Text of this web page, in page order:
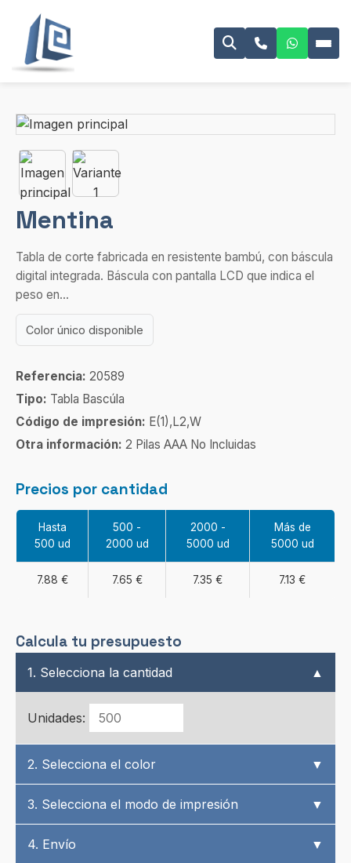
Mentina
Tabla de corte fabricada en resistente bambú, con báscula
digital integrada. Báscula con pantalla LCD que indica el
peso en...
Color único disponible
Referencia: 20589
Tipo: Tabla Bascúla
Código de impresión: E(1),L2,W
Otra información: 2 Pilas AAA No Incluidas
Precios por cantidad
Hasta
500 ud
500 -
2000 ud
2000 -
5000 ud
Más de
5000 ud
7.88 € 7.65 € 7.35 € 7.13 €
Calcula tu presupuesto
1. Selecciona la cantidad ▲
Unidades:
2. Selecciona el color ▼
3. Selecciona el modo de impresión ▼
4. Envío ▼